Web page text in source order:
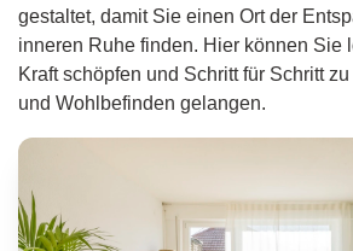
gestaltet, damit Sie einen Ort der
inneren Ruhe finden. Hier können Sie
Kraft schöpfen und Schritt für Schritt
und Wohlbefinden gelangen.